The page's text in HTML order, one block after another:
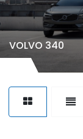
VOLVO 340